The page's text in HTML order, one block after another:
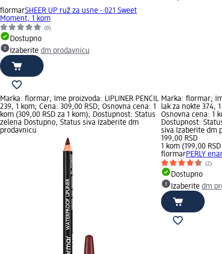
flormarSHEER UP ruž za usne - 021 Sweet
Moment, 1 kom
(0)
Dostupno
Izaberite dm prodavnicu
Marka: flormar; Ime proizvoda: LIPLINER PENCIL
239, 1 kom; Cena: 309,00 RSD; Osnovna cena: 1
kom (309,00 RSD za 1 kom); Dostupnost: Status
zelena Dostupno, Status siva Izaberite dm
prodavnicu
Marka: flormar;
lak za nokte 374,
Osnovna cena: 1
Dostupnost:
siva Izaberite dm
199,00 RSD
1 kom (199,00
flormarPERLY
(2)
Dostupno
Izaberite dm